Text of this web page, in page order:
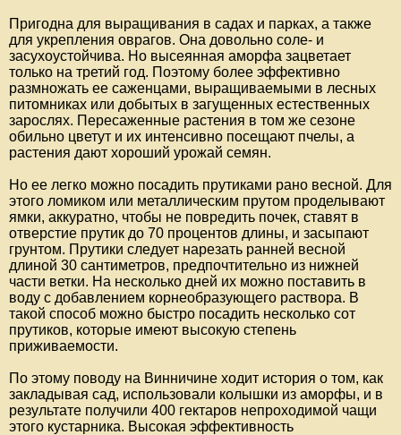
Пригодна для выращивания в садах и парках, а также
для укрепления оврагов. Она довольно соле- и
засухоустойчива. Но высеянная аморфа зацветает
только на третий год. Поэтому более эффективно
размножать ее саженцами, выращиваемыми в лесных
питомниках или добытых в загущенных естественных
зарослях. Пересаженные растения в том же сезоне
обильно цветут и их интенсивно посещают пчелы, а
растения дают хороший урожай семян.
Но ее легко можно посадить прутиками рано весной. Для
этого ломиком или металлическим прутом проделывают
ямки, аккуратно, чтобы не повредить почек, ставят в
отверстие прутик до 70 процентов длины, и засыпают
грунтом. Прутики следует нарезать ранней весной
длиной 30 сантиметров, предпочтительно из нижней
части ветки. На несколько дней их можно поставить в
воду с добавлением корнеобразующего раствора. В
такой способ можно быстро посадить несколько сот
прутиков, которые имеют высокую степень
приживаемости.
По этому поводу на Винничине ходит история о том, как
закладывая сад, использовали колышки из аморфы, и в
результате получили 400 гектаров непроходимой чащи
этого кустарника. Высокая эффективность